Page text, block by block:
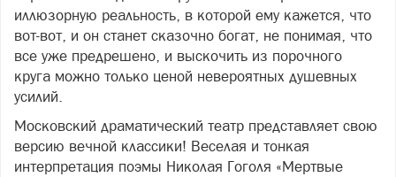
иллюзорную реальность, в которой ему кажется, что
вот-вот, и он станет сказочно богат, не понимая, что
все уже предрешено, и выскочить из порочного
круга можно только ценой невероятных душевных
усилий.
Московский драматический театр представляет свою
версию вечной классики! Веселая и тонкая
интерпретация поэмы Николая Гоголя «Мертвые